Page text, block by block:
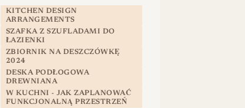
KITCHEN DESIGN
ARRANGEMENTS
SZAFKA Z SZUFLADAMI DO
ŁAZIENKI
ZBIORNIK NA DESZCZÓWKĘ
2024
DESKA PODŁOGOWA
DREWNIANA
W KUCHNI - JAK ZAPLANOWAĆ
FUNKCJONALNĄ PRZESTRZEŃ